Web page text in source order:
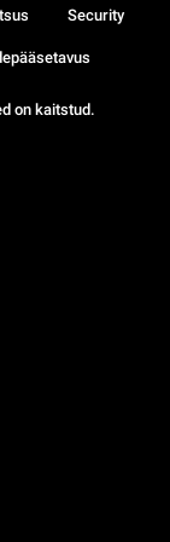
on kaitstud.
Security